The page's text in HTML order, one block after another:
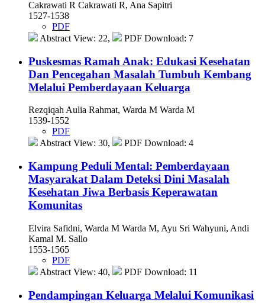
Cakrawati R Cakrawati R, Ana Sapitri
1527-1538
PDF
Abstract View: 22,
PDF Download: 7
Puskesmas Ramah Anak: Edukasi Kesehatan
Dan Pencegahan Masalah Tumbuh Kembang
Melalui Pemberdayaan Keluarga
Rezqiqah Aulia Rahmat, Warda M Warda M
1539-1552
PDF
Abstract View: 30,
PDF Download: 4
Kampung Peduli Mental: Pemberdayaan
Masyarakat Dalam Deteksi Dini Masalah
Kesehatan Jiwa Berbasis Keperawatan
Komunitas
Elvira Safidni, Warda M Warda M, Ayu Sri Wahyuni, Andi
Kamal M. Sallo
1553-1565
PDF
Abstract View: 40,
PDF Download: 11
Pendampingan Keluarga Melalui Komunikasi